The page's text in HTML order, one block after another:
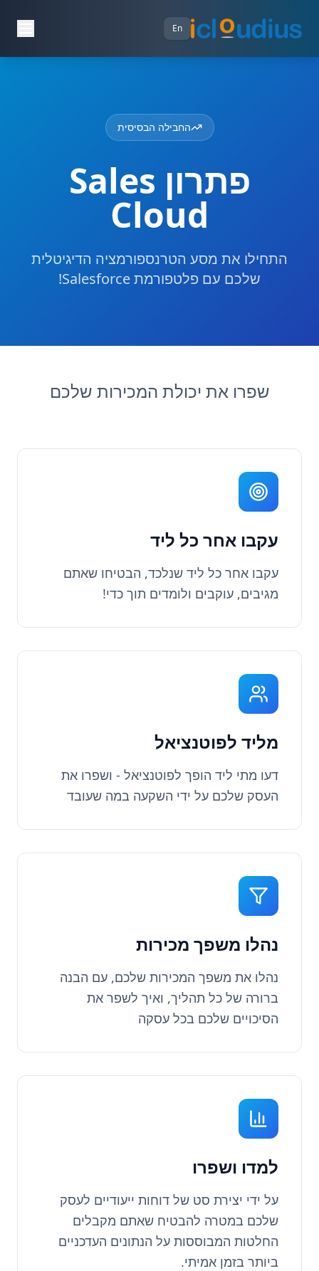
En
החבילה הבסיסית
פתרון Sales
Cloud
התחילו את מסע הטרנספורמציה הדיגיטלית
שלכם עם פלטפורמת Salesforce!
שפרו את יכולת המכירות שלכם
עקבו אחר כל ליד
עקבו אחר כל ליד שנלכד, הבטיחו שאתם
מגיבים, עוקבים ולומדים תוך כדי!
מליד לפוטנציאל
דעו מתי ליד הופך לפוטנציאל - ושפרו את
העסק שלכם על ידי השקעה במה שעובד
נהלו משפך מכירות
נהלו את משפך המכירות שלכם, עם הבנה
ברורה של כל תהליך, ואיך לשפר את
הסיכויים שלכם בכל עסקה
למדו ושפרו
על ידי יצירת סט של דוחות ייעודיים לעסק
שלכם במטרה להבטיח שאתם מקבלים
החלטות המבוססות על הנתונים העדכניים
ביותר בזמן אמיתי.